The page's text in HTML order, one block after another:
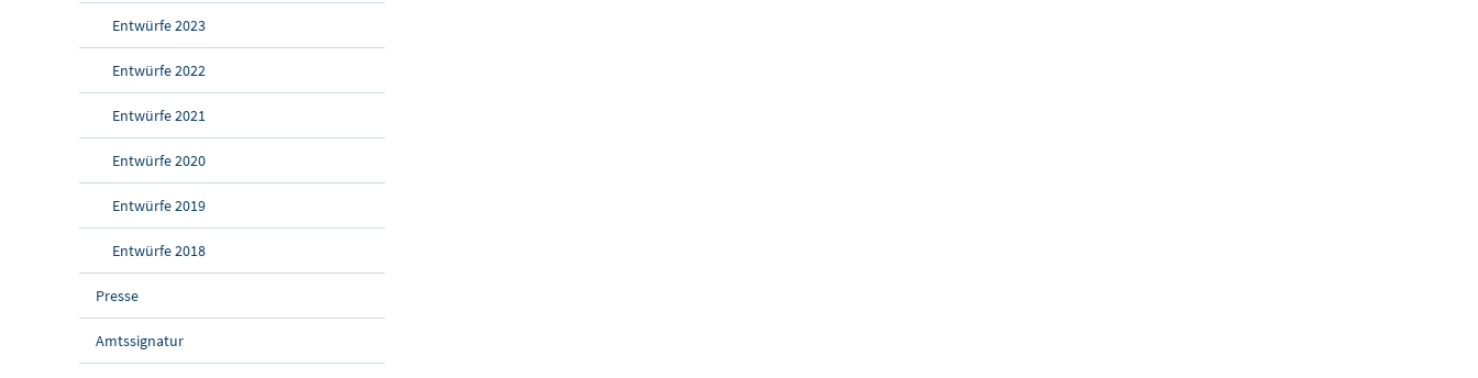
Entwürfe 2023
Entwürfe 2022
Entwürfe 2021
Entwürfe 2020
Entwürfe 2019
Entwürfe 2018
Presse
Amtssignatur